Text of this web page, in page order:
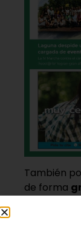
También
de forma